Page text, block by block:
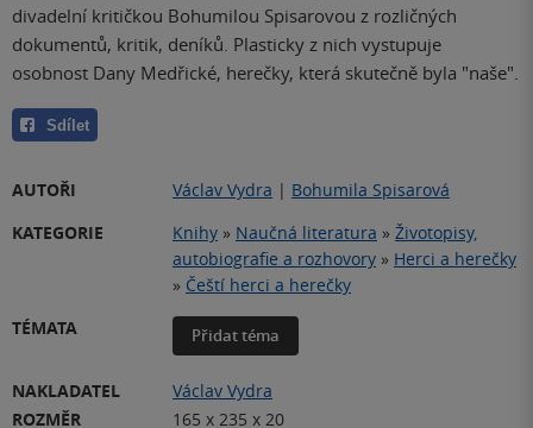
divadelní kritičkou Bohumilou Spisarovou z rozličných
dokumentů, kritik, deníků. Plasticky z nich vystupuje
osobnost Dany Medřické, herečky, která skutečně byla "naše".
Sdílet
AUTOŘI Václav Vydra | Bohumila Spisarová
KATEGORIE
Knihy » Naučná literatura » Životopisy,
autobiografie a rozhovory » Herci a herečky
» Čeští herci a herečky
TÉMATA
Přidat téma
NAKLADATEL
Václav Vydra
ROZMĚR
165 x 235 x 20